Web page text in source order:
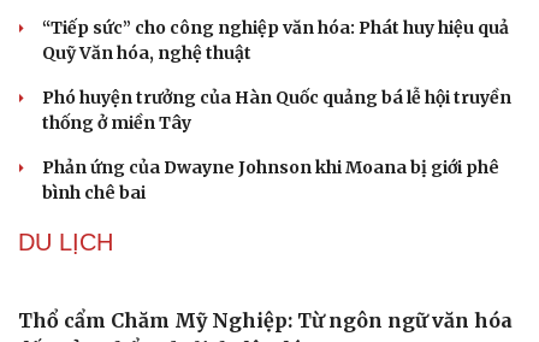
Thực hư việc Mỹ cạn kiệt kho tên lửa đắt tiền
VĂN HÓA
“Spider-Man: Brand New Day” dẫn đầu doanh số
phòng vé Mỹ
Phong slư - “thư tình” bằng dân ca của người Tày
Quỹ Văn hóa, nghệ thuật